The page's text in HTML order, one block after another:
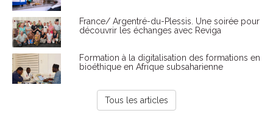
France/ Argentré-du-Plessis. Une soirée pour
découvrir les échanges avec Reviga
Formation à la digitalisation des formations en
bioéthique en Afrique subsaharienne
Tous les articles